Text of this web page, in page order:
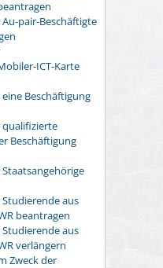
pair-Beschäftigte
ICT-Karte
Beschäftigung
Beschäftigung
aus
beantragen
aus
verlängern
Zweck der